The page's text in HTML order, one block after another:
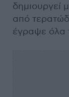
δημιουργεί
από
έγραψε όλα